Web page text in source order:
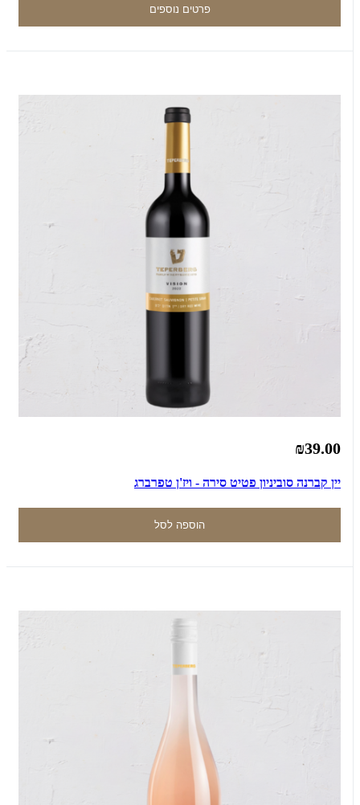
פרטים נוספים
₪39.00
יין קברנה סוביניון פטיט סירה - ויז'ן טפרברג
הוספה לסל